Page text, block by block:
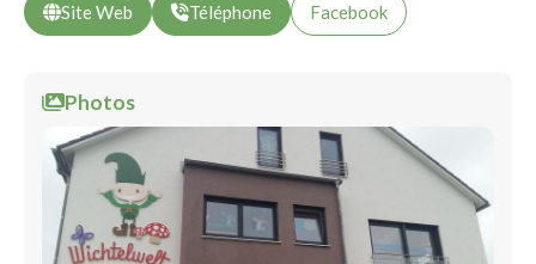
Site Web Téléphone Facebook
Photos